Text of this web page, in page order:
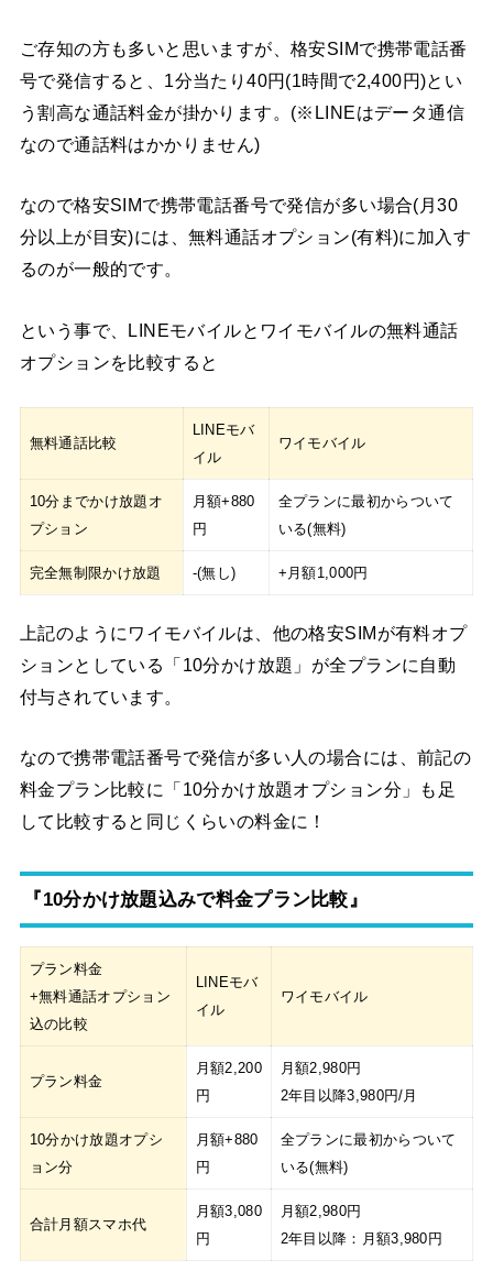
ご存知の方も多いと思いますが、格安SIMで携帯電話番
号で発信すると、1分当たり40円(1時間で2,400円)とい
う割高な通話料金が掛かります。(※LINEはデータ通信
なので通話料はかかりません)
なので格安SIMで携帯電話番号で発信が多い場合(月30
分以上が目安)には、無料通話オプション(有料)に加入す
るのが一般的です。
という事で、LINEモバイルとワイモバイルの無料通話
オプションを比較すると
無料通話比較
LINEモバ
イル
ワイモバイル
10分までかけ放題オ
プション
月額+880
円
全プランに最初からついて
いる(無料)
完全無制限かけ放題 -(無し) +月額1,000円
上記のようにワイモバイルは、他の格安SIMが有料オプ
ションとしている「10分かけ放題」が全プランに自動
付与されています。
なので携帯電話番号で発信が多い人の場合には、前記の
料金プラン比較に「10分かけ放題オプション分」も足
して比較すると同じくらいの料金に！
『10分かけ放題込みで料金プラン比較』
プラン料金
+無料通話オプション
込の比較
LINEモバ
イル
ワイモバイル
プラン料金
月額2,200
円
月額2,980円
2年目以降3,980円/月
10分かけ放題オプシ
ョン分
月額+880
円
全プランに最初からついて
いる(無料)
合計月額スマホ代
月額3,080
円
月額2,980円
2年目以降：月額3,980円